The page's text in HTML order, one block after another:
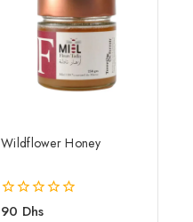
Wildflower Honey
0
90 Dhs